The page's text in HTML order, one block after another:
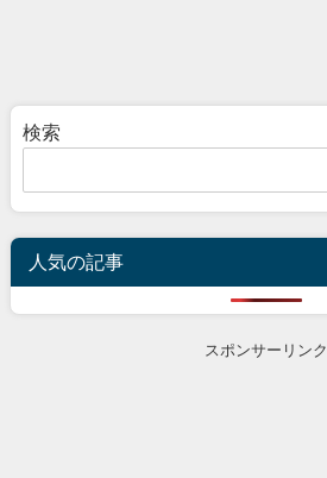
検索
人気の記事
スポンサーリンク